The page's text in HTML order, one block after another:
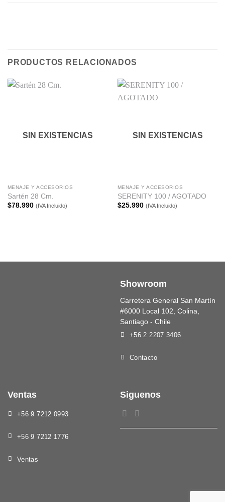
PRODUCTOS RELACIONADOS
SIN EXISTENCIAS
MENAJE Y ACCESORIOS
Sartén 28 Cm.
$78.990 (IVA Incluido)
SIN EXISTENCIAS
MENAJE Y ACCESORIOS
SERENITY 100 / AGOTADO
$25.990 (IVA Incluido)
Showroom
Carretera General San Martín
#6000 Local 102, Colina,
Santiago - Chile
+56 2 2207 3406
Contacto
Ventas
+56 9 7212 0993
+56 9 7212 1776
Ventas
Siguenos